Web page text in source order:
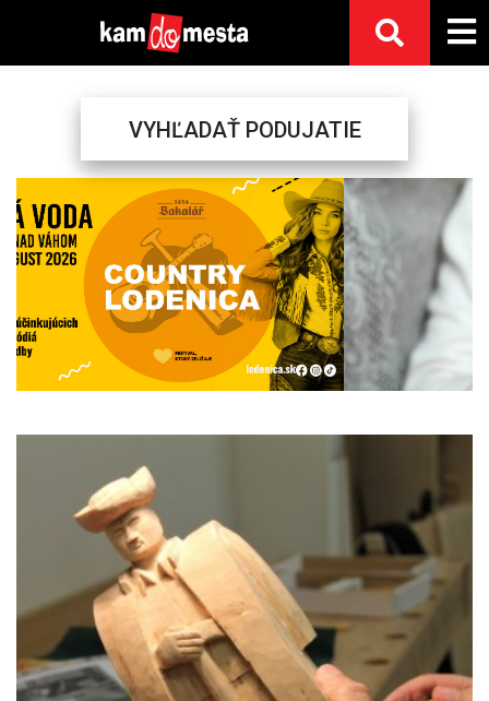
VYHĽADAŤ PODUJATIE
Previous Next